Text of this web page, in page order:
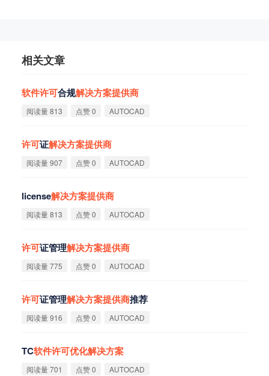
相关文章
软件许可合规解决方案提供商
阅读量 813 点赞 0 AUTOCAD
许可证解决方案提供商
阅读量 907 点赞 0 AUTOCAD
license解决方案提供商
阅读量 813 点赞 0 AUTOCAD
许可证管理解决方案提供商
阅读量 775 点赞 0 AUTOCAD
许可证管理解决方案提供商推荐
阅读量 916 点赞 0 AUTOCAD
TC软件许可优化解决方案
阅读量 701 点赞 0 AUTOCAD